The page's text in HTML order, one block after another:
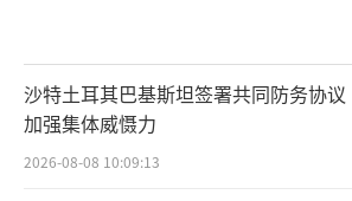
沙特土耳其巴基斯坦签署共同防务协议
加强集体威慑力
2026-08-08 10:09:13